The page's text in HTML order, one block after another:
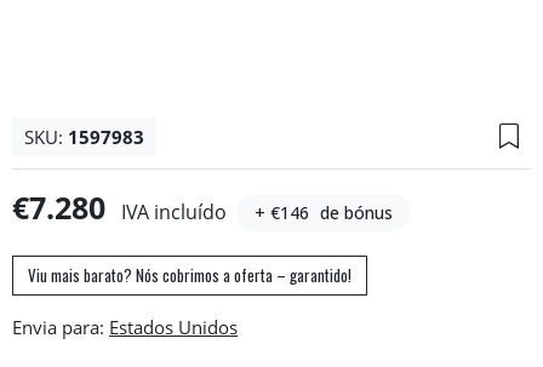
SKU: 1597983
€7.280 IVA incluído + €146 de bónus
Viu mais barato? Nós cobrimos a oferta – garantido!
Envia para: